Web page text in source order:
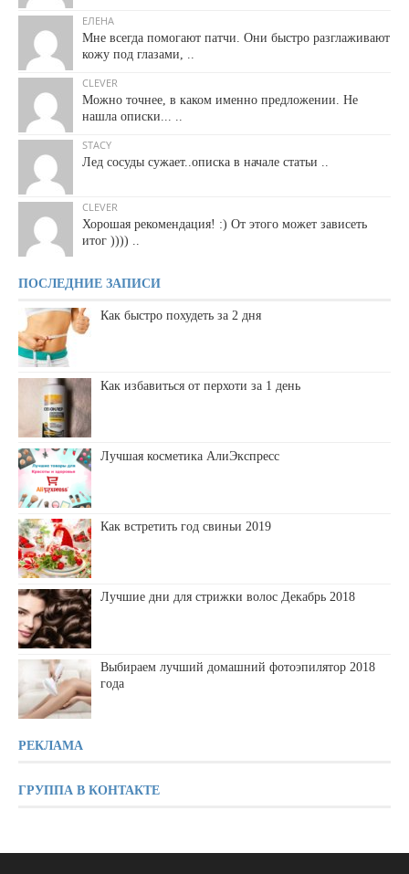
ЕЛЕНА
Мне всегда помогают патчи. Они быстро разглаживают
кожу под глазами, ..
CLEVER
Можно точнее, в каком именно предложении. Не
нашла описки... ..
STACY
Лед сосуды сужает..описка в начале статьи ..
CLEVER
Хорошая рекомендация! :) От этого может зависеть
итог )))) ..
ПОСЛЕДНИЕ ЗАПИСИ
Как быстро похудеть за 2 дня
Как избавиться от перхоти за 1 день
Лучшая косметика АлиЭкспресс
Как встретить год свиньи 2019
Лучшие дни для стрижки волос Декабрь 2018
Выбираем лучший домашний фотоэпилятор 2018
года
РЕКЛАМА
ГРУППА В КОНТАКТЕ